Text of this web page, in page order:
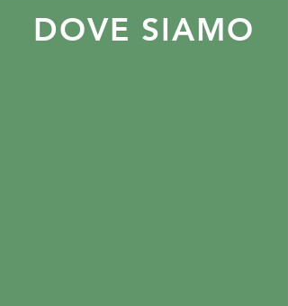
DOVE SIAMO